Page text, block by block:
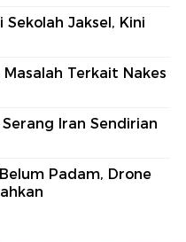
Jaksel, Kini
Terkait Nakes
Iran Sendirian
Padam, Drone